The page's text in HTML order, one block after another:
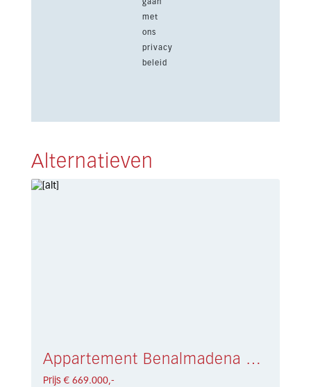
met
ons
privacy
beleid
Alternatieven
Appartement Benalmadena Costa € 669.000,-
Prijs € 669.000,-